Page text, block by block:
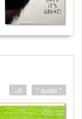
" quote "
+0